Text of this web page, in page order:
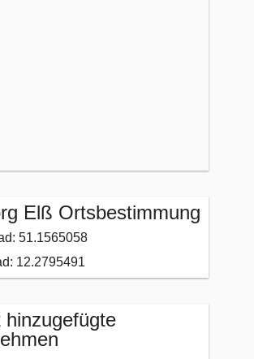
Elß Ortsbestimmung
51.1565058
12.2795491
hinzugefügte